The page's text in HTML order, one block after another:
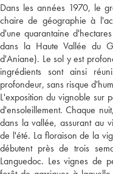
Dans les années 1970, le
chaire de géographie à
d'une quarantaine
dans la Haute Vallée du
d'Aniane). Le sol y est
ingrédients sont ainsi
profondeur, sans risque
L'exposition du vignoble sur
d'ensoleillement. Chaque
dans la vallée, assurant au
de l'été. La floraison de la
débutent près de trois
Languedoc. Les vignes de